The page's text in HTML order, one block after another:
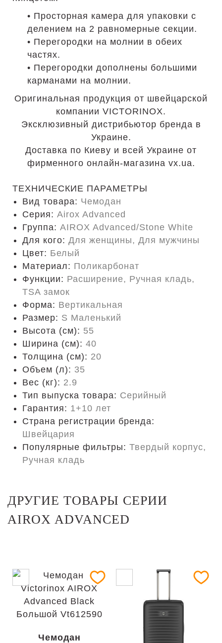
• Просторная камера для упаковки с
делением на 2 равномерные секции.
• Перегородки на молнии в обеих
частях.
• Перегородки дополнены большими
карманами на молнии.
Оригинальная продукция от швейцарской
компании VICTORINOX.
Эксклюзивный дистрибьютор бренда в
Украине.
Доставка по Киеву и всей Украине от
фирменного онлайн-магазина vx.ua.
ТЕХНИЧЕСКИЕ ПАРАМЕТРЫ
Вид товара: Чемодан
Серия: Airox Advanced
Группа: AIROX Advanced/Stone White
Для кого: Для женщины, Для мужчины
Цвет: Белый
Материал: Поликарбонат
Функции: Расширение, Ручная кладь,
TSA замок
Форма: Вертикальная
Размер: S Маленький
Высота (см): 55
Ширина (см): 40
Толщина (см): 20
Объем (л): 35
Вес (кг): 2.9
Тип выпуска товара: Серийный
Гарантия: 1+10 лет
Страна регистрации бренда:
Швейцария
Популярные фильтры: Твердый корпус,
Ручная кладь
ДРУГИЕ ТОВАРЫ СЕРИИ
AIROX ADVANCED
Чемодан